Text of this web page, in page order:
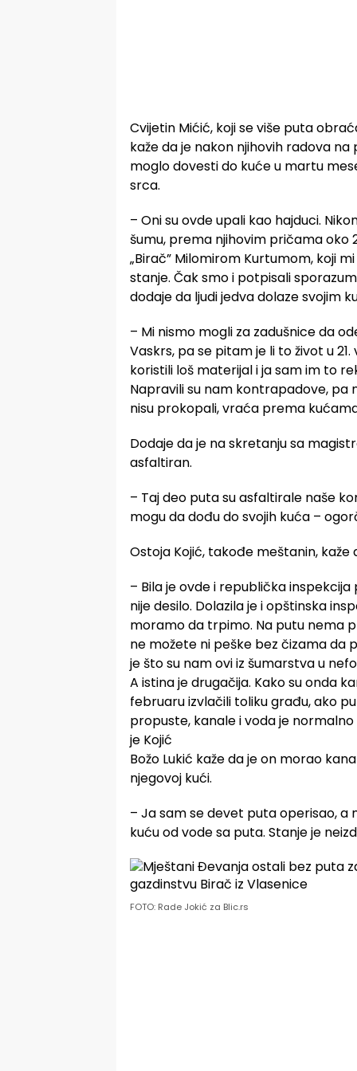
Cvijetin Mićić, koji se više puta
kaže da je nakon njihovih radova
moglo dovesti do kuće u martu
srca.
– Oni su ovde upali kao hajduci.
šumu, prema njihovim pričama oko
„Birač” Milomirom Kurtumom, koji
stanje. Čak smo i potpisali
dodaje da ljudi jedva dolaze svojim
– Mi nismo mogli za zadušnice da
Vaskrs, pa se pitam je li to život u
koristili loš materijal i ja sam im to
Napravili su nam kontrapadove, pa
nisu prokopali, vraća prema
Dodaje da je na skretanju sa
asfaltiran.
– Taj deo puta su asfaltirale naše
mogu da dođu do svojih kuća –
Ostoja Kojić, takođe meštanin,
– Bila je ovde i republička
nije desilo. Dolazila je i opštinska
moramo da trpimo. Na putu nema
ne možete ni peške bez čizama da
je što su nam ovi iz šumarstva u
A istina je drugačija. Kako su onda
februaru izvlačili toliku građu, ako
propuste, kanale i voda je
je Kojić
Božo Lukić kaže da je on morao
njegovoj kući.
– Ja sam se devet puta operisao,
kuću od vode sa puta. Stanje je
FOTO: Rade Jokić za Blic.rs